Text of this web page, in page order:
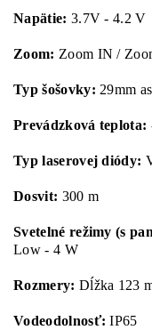
Napätie: 3.7V - 4.2 V
Zoom: Zoom IN /
Typ šošovky: 29mm
Prevádzková teplota:
Typ laserovej diódy:
Dosvit: 300 m
Svetelné režimy (s
Low - 4 W
Rozmery: Dĺžka 123
Vodeodolnosť: IP65